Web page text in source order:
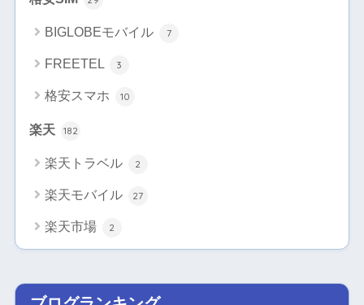
BIGLOBEモバイル 7
FREETEL 3
格安スマホ 10
楽天 182
楽天トラベル 2
楽天モバイル 27
楽天市場 2